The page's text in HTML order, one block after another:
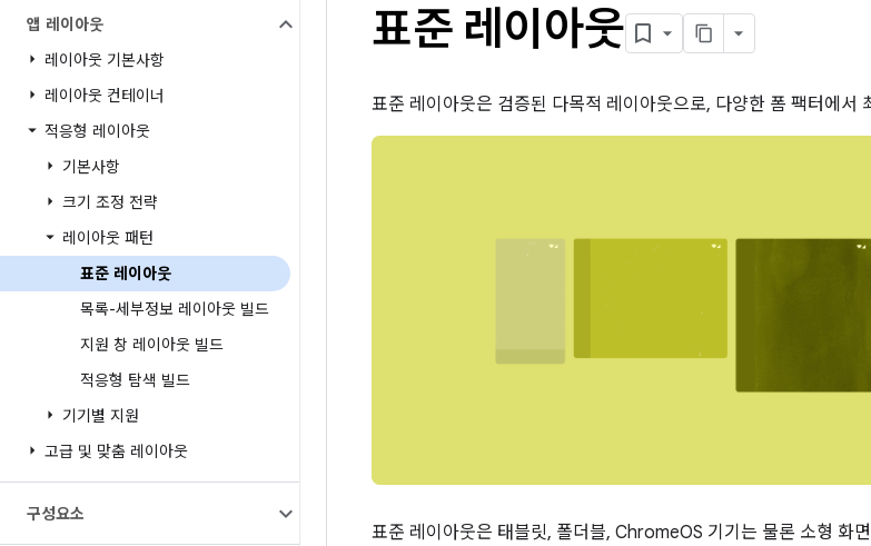
앱 레이아웃
레이아웃 기본사항
레이아웃 컨테이너
적응형 레이아웃
기본사항
크기 조정 전략
레이아웃 패턴
표준 레이아웃
목록-세부정보 레이아웃 빌드
지원 창 레이아웃 빌드
적응형 탐색 빌드
기기별 지원
고급 및 맞춤 레이아웃
구성요소
표준 레이아웃
표준 레이아웃은 검증된 다목적 레이아웃으로, 다양한 폼 팩터에서
표준 레이아웃은 태블릿, 폴더블, ChromeOS 기기는 물론 소형 화